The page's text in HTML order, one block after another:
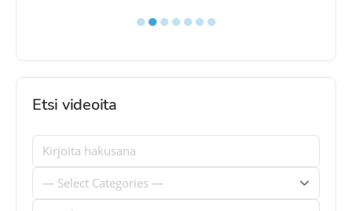
●●●●●●●
Etsi videoita